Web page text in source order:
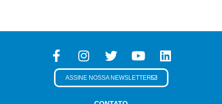
ASSINE NOSSA NEWSLETTER